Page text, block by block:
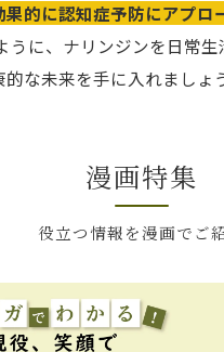
果的に認知症予防にアプロ
うに、ナリンジンを日常
的な未来を手に入れましょ
漫画特集
役立つ情報を漫画でご